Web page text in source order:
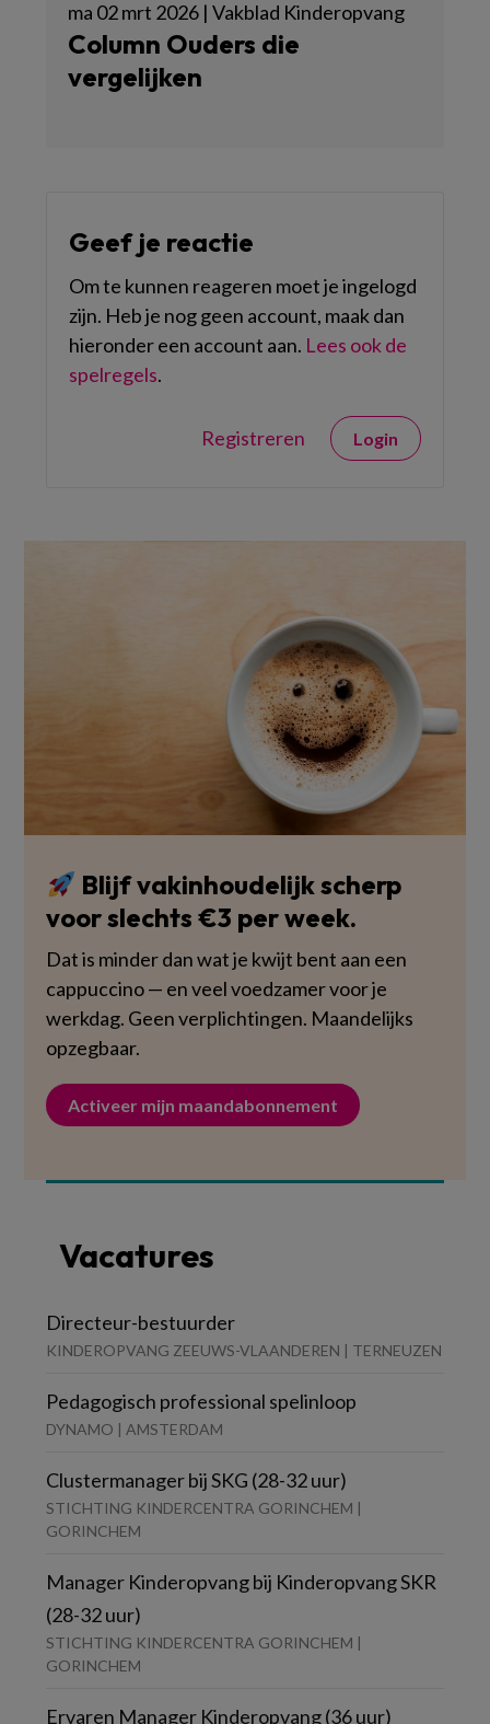
ma 02 mrt 2026 | Vakblad Kinderopvang
Column Ouders die
vergelijken
Geef je reactie
Om te kunnen reageren moet je ingelogd
zijn. Heb je nog geen account, maak dan
hieronder een account aan. Lees ook de
spelregels.
Registreren Login
Blijf vakinhoudelijk scherp
voor slechts €3 per week.
Dat is minder dan wat je kwijt bent aan een
cappuccino — en veel voedzamer voor je
werkdag. Geen verplichtingen. Maandelijks
opzegbaar.
Activeer mijn maandabonnement
Vacatures
Directeur-bestuurder
KINDEROPVANG ZEEUWS-VLAANDEREN | TERNEUZEN
Pedagogisch professional spelinloop
DYNAMO | AMSTERDAM
Clustermanager bij SKG (28-32 uur)
STICHTING KINDERCENTRA GORINCHEM |
GORINCHEM
Manager Kinderopvang bij Kinderopvang SKR
(28-32 uur)
STICHTING KINDERCENTRA GORINCHEM |
GORINCHEM
Ervaren Manager Kinderopvang (36 uur)